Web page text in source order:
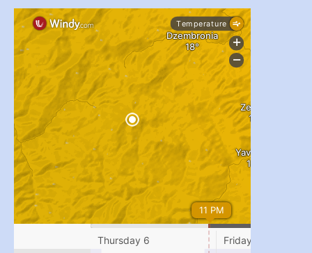
pimrec_project